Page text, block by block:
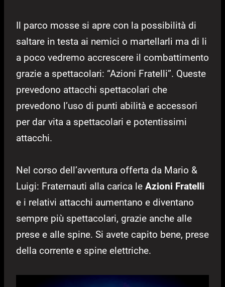
Il parco mosse si apre con la possibilità di
saltare in testa ai nemici o martellarli ma di li
a poco vedremo accrescere il combattimento
grazie a spettacolari: “Azioni Fratelli”. Queste
prevedono attacchi spettacolari che
prevedono l’uso di punti abilità e accessori
per dar vita a spettacolari e potentissimi
attacchi.
Nel corso dell’avventura offerta da Mario &
Luigi: Fraternauti alla carica le Azioni Fratelli
e i relativi attacchi aumentano e diventano
sempre più spettacolari, grazie anche alle
prese e alle spine. Si avete capito bene, prese
della corrente e spine elettriche.